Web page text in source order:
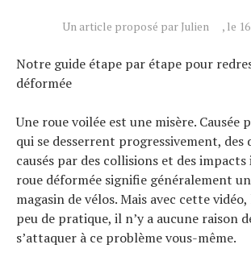
Un article proposé par Julien , le
Notre guide étape par étape pour
déformée
Une roue voilée est une misère. Causée
qui se desserrent progressivement, des
causés par des collisions et des
roue déformée signifie généralement
magasin de vélos. Mais avec cette
peu de pratique, il n’y a aucune raison
s’attaquer à ce problème vous-même.